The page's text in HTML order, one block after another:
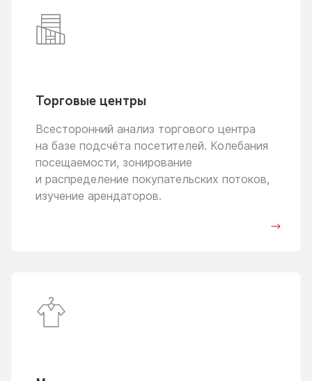
Торговые центры
Всесторонний анализ торгового центра
на базе подсчёта посетителей. Колебания
посещаемости, зонирование
и распределение покупательских потоков,
изучение арендаторов.